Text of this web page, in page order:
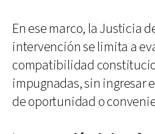
En ese marco, la Justicia
intervención se limita a
compatibilidad
impugnadas, sin ingresar
de oportunidad o